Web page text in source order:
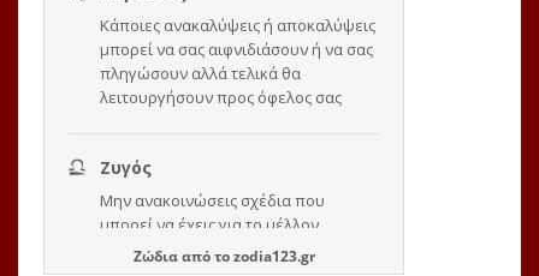
Ζώδιααπό τοzodia123.gr